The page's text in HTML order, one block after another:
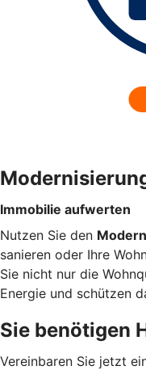
Immobilie aufwerten
Nutzen Sie den
sanieren oder Ihre
Sie nicht nur die
Energie und schützen
Sie benötigen
Vereinbaren Sie jetzt